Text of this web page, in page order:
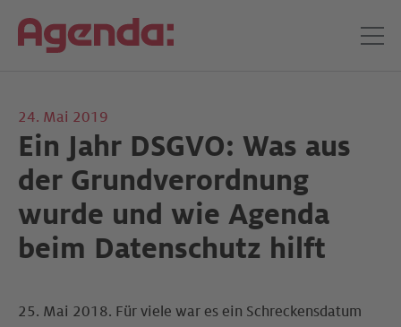
24. Mai 2019
Ein Jahr DSGVO: Was aus
der Grundverordnung
wurde und wie Agenda
beim Datenschutz hilft
25. Mai 2018. Für viele war es ein Schreckensdatum